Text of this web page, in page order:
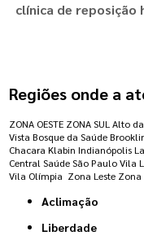
clínica de reposição
Regiões onde a
ZONA OESTE ZONA SUL Alto
Vista Bosque da Saúde
Chacara Klabin Indianópolis
Central Saúde São Paulo Vila
Vila Olímpia Zona Leste Zona
Aclimação
Liberdade